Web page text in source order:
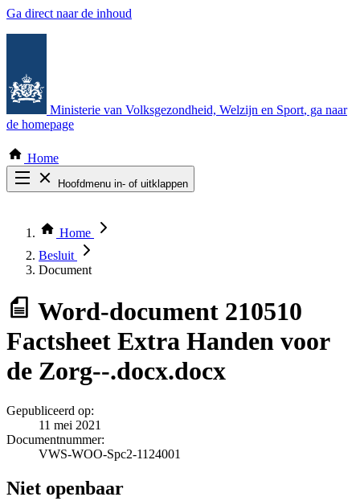
Ga direct naar de inhoud
Ministerie van Volksgezondheid, Welzijn en Sport, ga naar
de homepage
Home
Hoofdmenu in- of uitklappen
Thema COVID-19
Bekijk per bestuursorgaan
Home
Besluit
Document
Word-document 210510
Factsheet Extra Handen voor
de Zorg--.docx.docx
Gepubliceerd op:
11 mei 2021
Documentnummer:
VWS-WOO-Spc2-1124001
Niet openbaar